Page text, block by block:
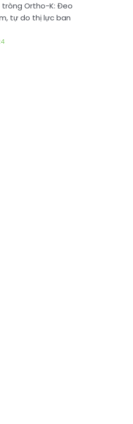
tròng Ortho-K: Đeo
tự do thị lực ban